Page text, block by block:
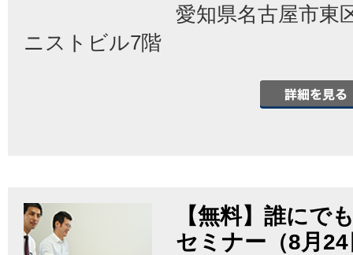
愛知県名古屋市
ニストビル7階
【無料】誰にで
セミナー（8月